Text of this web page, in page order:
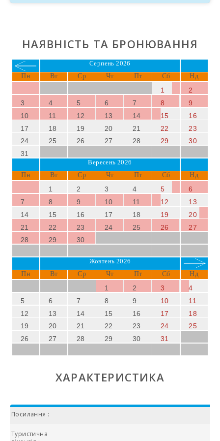
НАЯВНІСТЬ ТА БРОНЮВАННЯ
Серпень 2026
Пн Вт Ср Чт Пт Сб Нд
1
2
3
4 5 6 7 8
9
10
11 12 13 14 15
16
17
18 19 20 21 22
23
24
25 26 27 28 29
30
31
Вересень 2026
Пн Вт Ср Чт Пт Сб Нд
1 2 3 4 5
6
7
8 9 10 11 12
13
14
15 16 17 18 19
20
21
22 23 24 25 26
27
28
29 30
Жовтень 2026
Пн Вт Ср Чт Пт Сб Нд
1 2 3
4
5
6 7 8 9 10
11
12
13 14 15 16 17
18
19
20 21 22 23 24
25
26
27 28 29 30 31
ХАРАКТЕРИСТИКА
Посилання :
Туристична